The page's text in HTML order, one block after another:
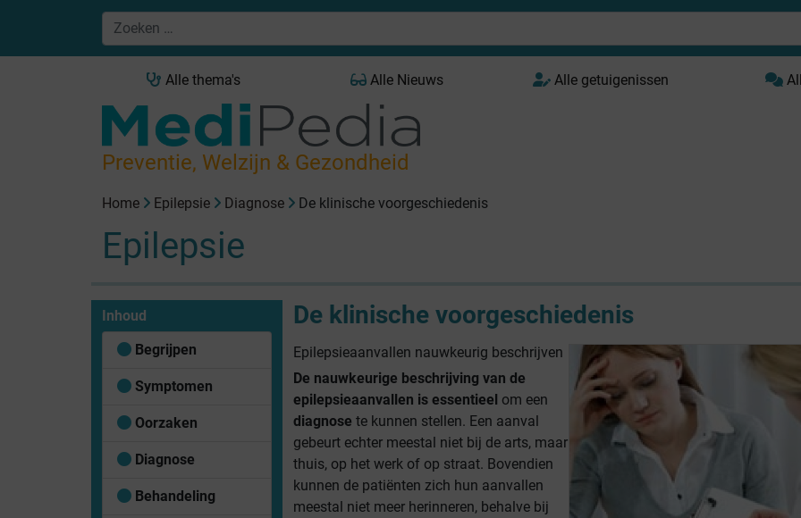
Alle thema's Alle Nieuws Alle getuigenissen
Preventie, Welzijn & Gezondheid
Home Epilepsie Diagnose De klinische voorgeschiedenis
Epilepsie
Inhoud
Begrijpen
Symptomen
Oorzaken
Diagnose
Behandeling
De klinische voorgeschiedenis
Epilepsieaanvallen nauwkeurig beschrijven
De nauwkeurige beschrijving van de
epilepsieaanvallen is essentieel om een
diagnose te kunnen stellen. Een aanval
gebeurt echter meestal niet bij de arts, maar
thuis, op het werk of op straat. Bovendien
kunnen de patiënten zich hun aanvallen
meestal niet meer herinneren, behalve bij